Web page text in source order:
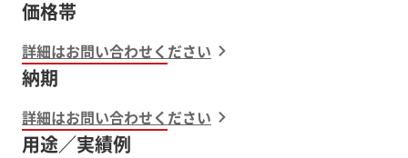
価格帯
詳細はお問い合わせください
納期
詳細はお問い合わせください
用途／実績例